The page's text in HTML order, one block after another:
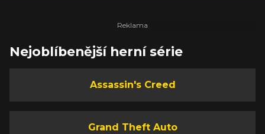
Nejoblíbenější herní série
Assassin's Creed
Grand Theft Auto